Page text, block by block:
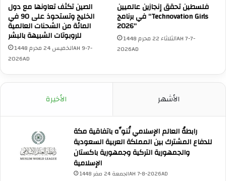
الصين تكثف تعاونها مع دول
الخليج وتستحوذ على 90 في
المائة من الشحنات العالمية
للروبوتات الشبيهة بالبشر
الخميس 24 محرم 1448AH 9-7-
2026AD
فلسطين تحقق إنجازين عالميين
في برنامج “Technovation Girls
2026”
الثلاثاء 22 محرم 1448AH 7-7-
2026AD
الأخيرة الأشهر
رابطةُ العالم الإسلامي تُنوِّه باتفاقية مكة
للدفاع المشترك بين المملكة العربية السعودية
والجمهورية التركية وجمهورية باكستان
الإسلامية
الجمعة 24 صفر 1448AH 7-8-2026AD